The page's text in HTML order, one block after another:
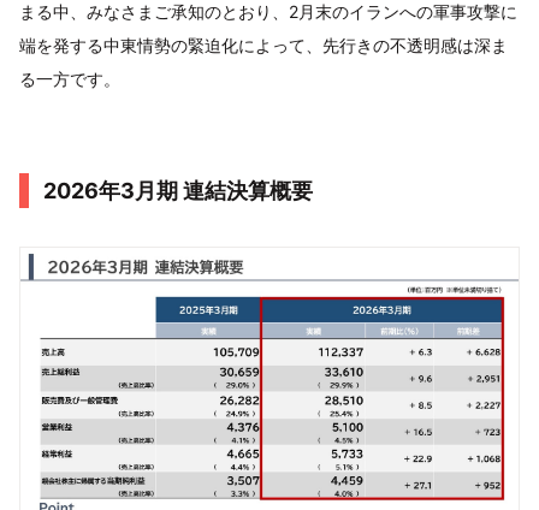
まる中、みなさまご承知のとおり、2月末のイランへの軍事攻撃に
端を発する中東情勢の緊迫化によって、先行きの不透明感は深ま
る一方です。
2026年3月期 連結決算概要